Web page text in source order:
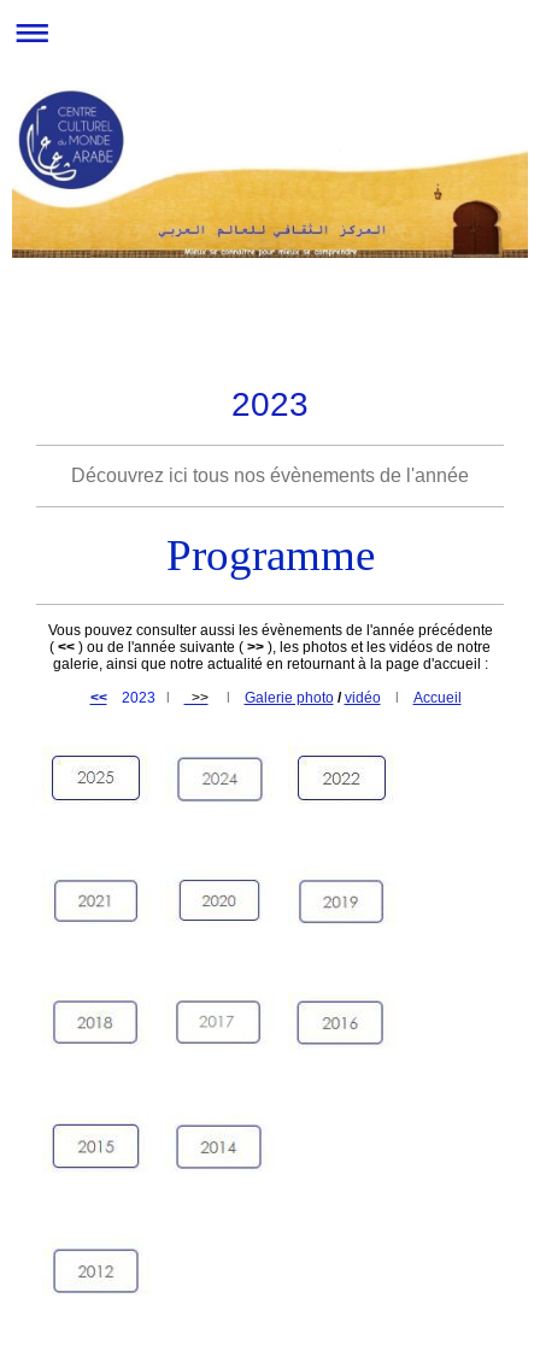
2023
Découvrez ici tous nos évènements de l'année
Programme
Vous pouvez consulter aussi les évènements de l'année précédente
( << ) ou de l'année suivante ( >> ), les photos et les vidéos de notre
galerie, ainsi que notre actualité en retournant à la page d'accueil :
<<
2023l >> Galerie photo / vidéol Accueil